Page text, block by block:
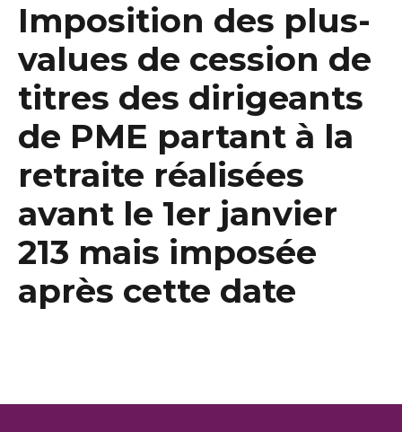
Imposition des plus-
values de cession de
titres des dirigeants
de PME partant à la
retraite réalisées
avant le 1er janvier
213 mais imposée
après cette date